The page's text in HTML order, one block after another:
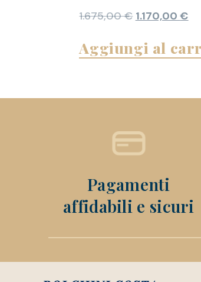
1.675,00€ 1.170,00€
Aggiungi al
Pagamenti
affidabili e sicuri